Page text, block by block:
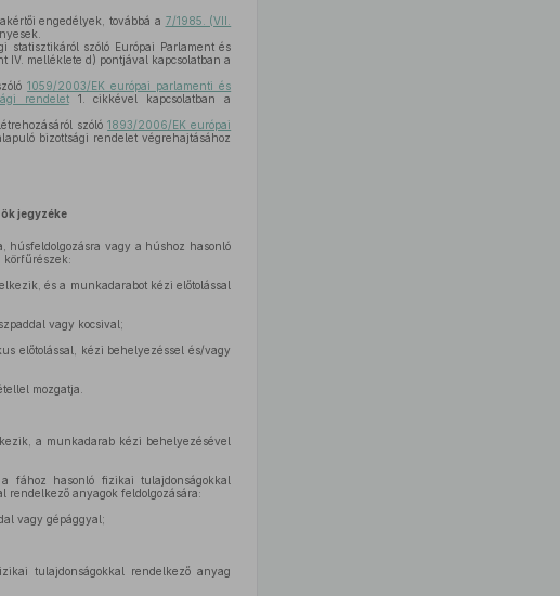
engedélyek, továbbá a 7/1985. (VII.
statisztikáról szóló Európai Parlament és
melléklete d) pontjával kapcsolatban a
1059/2003/EK európai parlamenti és
rendelet1. cikkével kapcsolatban a
szóló1893/2006/EK európai
bizottsági rendelet végrehajtásához
jegyzéke
húsfeldolgozásra vagy a húshoz hasonló
körfűrészek:
és a munkadarabot kézi előtolással
vagy kocsival;
előtolással, kézi behelyezéssel és/vagy
mozgatja.
a munkadarab kézi behelyezésével
fához hasonló fizikai tulajdonságokkal
rendelkező anyagok feldolgozására:
vagy gépággyal;
tulajdonságokkal rendelkező anyag